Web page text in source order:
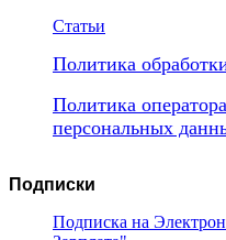
Статьи
Политика
Политика
персональных
Подписки
Подписка на